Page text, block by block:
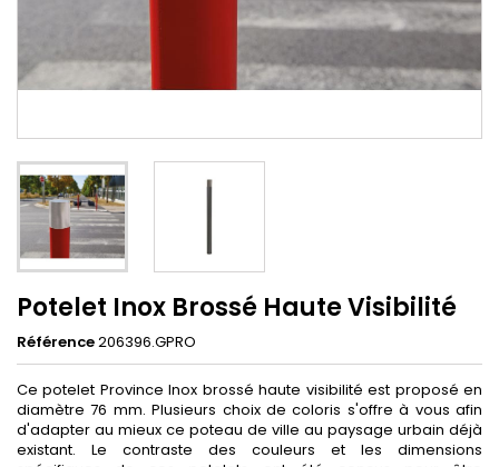
Potelet Inox Brossé Haute Visibilité
Référence206396.GPRO
Ce potelet Province Inox brossé haute visibilité est proposé en
diamètre 76 mm. Plusieurs choix de coloris s'offre à vous afin
d'adapter au mieux ce poteau de ville au paysage urbain déjà
existant. Le contraste des couleurs et les dimensions